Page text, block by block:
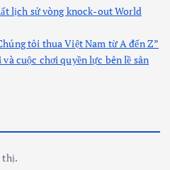
lịch sử vòng knock-out World
tôi thua Việt Nam từ A đến Z”
cuộc chơi quyền lực bên lề sân
thị.